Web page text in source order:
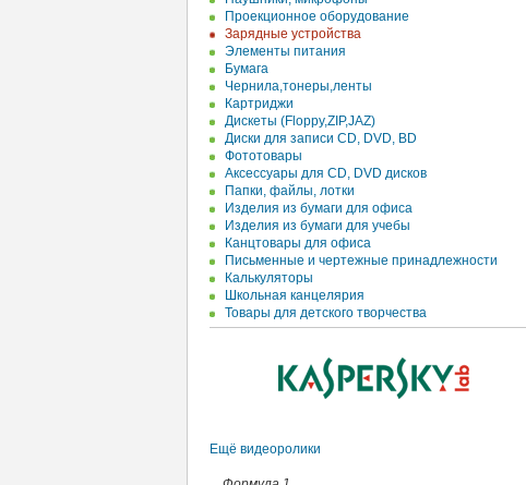
Проекционное оборудование
Зарядные устройства
Элементы питания
Бумага
Чернила,тонеры,ленты
Картриджи
Дискеты (Floppy,ZIP,JAZ)
Диски для записи CD, DVD, BD
Фототовары
Аксессуары для CD, DVD дисков
Папки, файлы, лотки
Изделия из бумаги для офиса
Изделия из бумаги для учебы
Канцтовары для офиса
Письменные и чертежные принадлежности
Калькуляторы
Школьная канцелярия
Товары для детского творчества
Ещё видеоролики